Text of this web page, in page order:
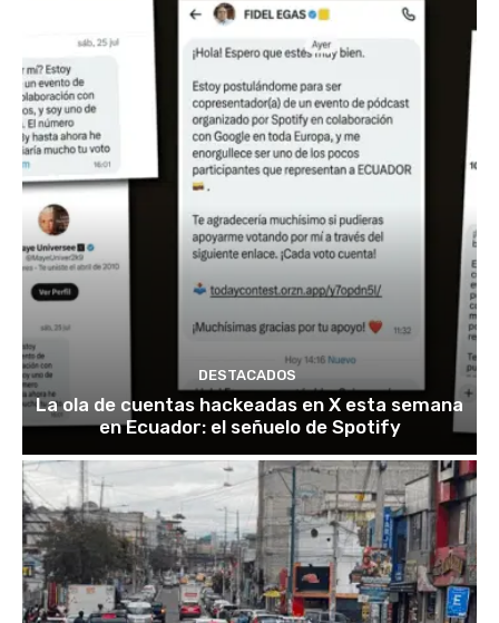
DESTACADOS
La ola de cuentas hackeadas en X esta semana
en Ecuador: el señuelo de Spotify